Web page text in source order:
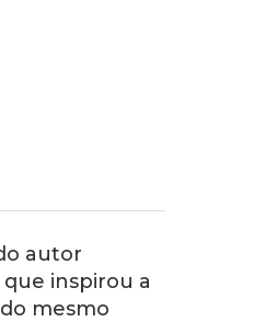
autor
inspirou a
mesmo